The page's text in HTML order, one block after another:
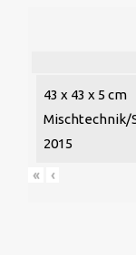
43 x 43 x 5 cm
Mischtechnik/
2015
« ‹